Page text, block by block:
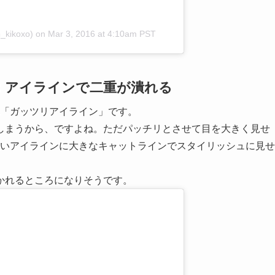
on Mar 3, 2016 at 4:10am PST
アイラインで二重が潰れる
ガッツリアイライン」です。
うから、ですよね。ただパッチリとさせて目を大きく見せ
アイラインに大きなキャットラインでスタイリッシュに見せ
るところになりそうです。